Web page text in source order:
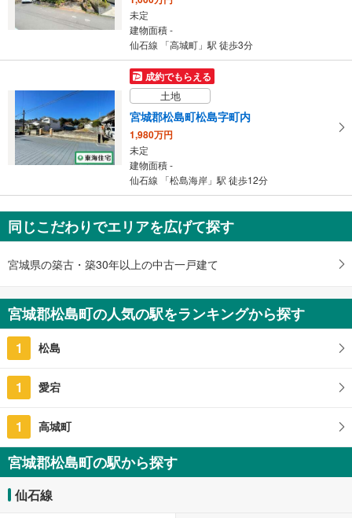
未定
建物面積 -
仙石線 「高城町」駅 徒歩3分
成約でもらえる
土地
宮城郡松島町松島字町内
1,980万円
未定
建物面積 -
仙石線 「松島海岸」駅 徒歩12分
同じこだわりでエリアを広げて探す
宮城県の築古・築30年以上の中古一戸建て
宮城郡松島町の人気の駅をランキングから探す
1 松島
1 愛宕
1 高城町
宮城郡松島町の駅から探す
仙石線